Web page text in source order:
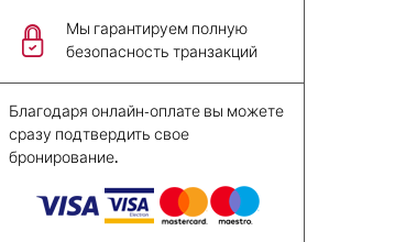
Мы гарантируем полную
безопасность транзакций
Благодаря онлайн-оплате вы можете
сразу подтвердить свое
бронирование.